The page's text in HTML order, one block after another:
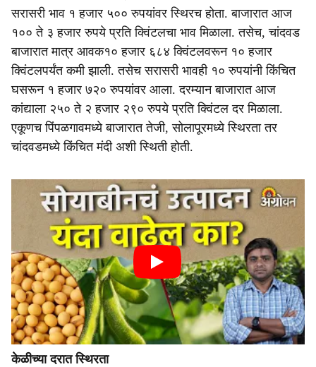
सरासरी भाव १ हजार ५०० रुपयांवर स्थिरच होता. बाजारात आज
१०० ते ३ हजार रुपये प्रति क्विंटलचा भाव मिळाला. तसेच, चांदवड
बाजारात मात्र आवक१० हजार ६८४ क्विंटलवरून १० हजार
क्विंटलपर्यंत कमी झाली. तसेच सरासरी भावही १० रुपयांनी किंचित
घसरून १ हजार ७२० रुपयांवर आला. दरम्यान बाजारात आज
कांद्याला २५० ते २ हजार २९० रुपये प्रति क्विंटल दर मिळाला.
एकूणच पिंपळगावमध्ये बाजारात तेजी, सोलापूरमध्ये स्थिरता तर
चांदवडमध्ये किंचित मंदी अशी स्थिती होती.
केळीच्या दरात स्थिरता